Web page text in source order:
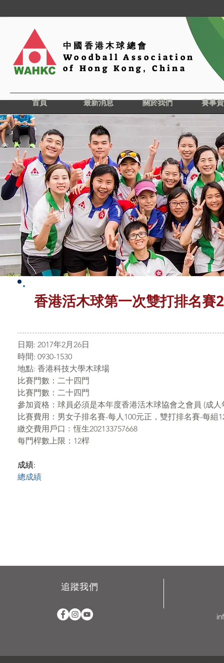
中國香港木球總會
Woodball Association
of Hong Kong, China
香港活木球第一次雙打排名賽
日期: 2017年2月26日
時間: 0930-1530
地點: 香港科技大學木球場
比賽門數：二十四門
比賽門數：二十四門
參加資格：球員必須是本年度香港活木球協會之會員 (成人
比賽費用：男女子排名賽-每人100元正，雙打排名賽-每組
繳交費用戶口﹕恆生202133757668
每門桿數上限：12桿
成績:
總成績
首頁 最新消息 關於我們 賽事
追蹤我們